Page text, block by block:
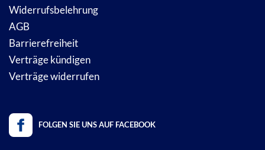
Widerrufsbelehrung
AGB
Barrierefreiheit
Verträge kündigen
Verträge widerrufen
FOLGEN SIE UNS AUF FACEBOOK